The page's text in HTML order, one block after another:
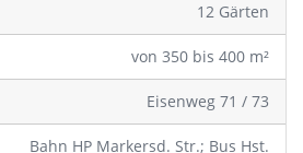
12 Gärten
von 350 bis 400 m²
Eisenweg 71 / 73
Bahn HP Markersd. Str.; Bus Hst.